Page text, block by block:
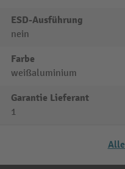
ESD-Ausführung
nein
Farbe
weißaluminium
Garantie Lieferant
1